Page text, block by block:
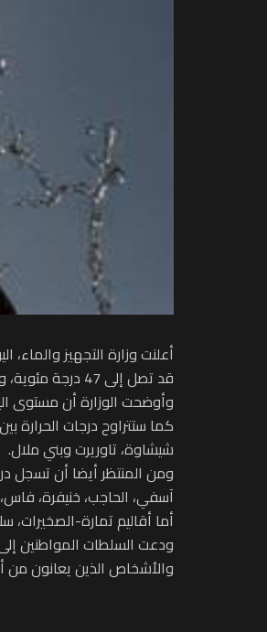
قد تصل إلى 47 درجة مئوية، وذلك ابتداء من اليوم الثلاثاء إلى غاية الخميس 9 يوليوز، حسب المناطق.
وأوضحت الوزارة أن مستوى اليقظة برتقالي، حيث يرتقب أن
شيشاوة، تاوريرت وبني ملال.
آسفي، الحاجب، خنيفرة،
أما أقاليم تمارة-الصخيرات، سلا، الجديدة
ودعت السلطات المواطنين
والأشخاص الذين يعانون من